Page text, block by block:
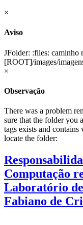
×
Aviso
JFolder: :files: caminho
[ROOT]/images/
×
Observação
There was a problem
sure that the folder you
tags exists and
locate the folder:
Computação
Laboratório
Fabiano de